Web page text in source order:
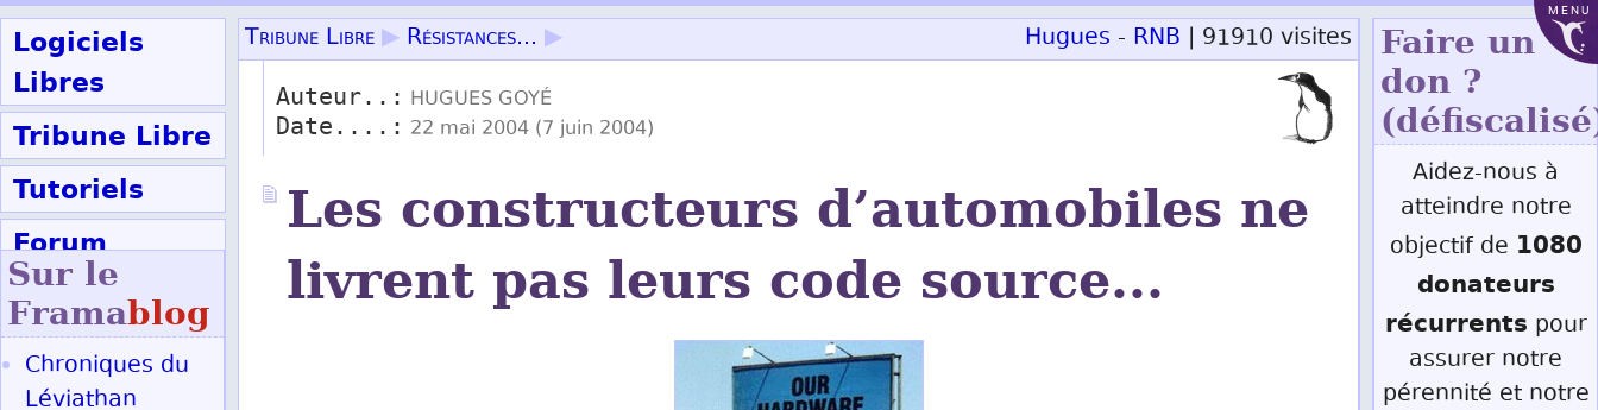
MENU
Logiciels
Libres
Tribune Libre
Tutoriels
Forum
Participer
Tribune Libre ▶ Résistances... ▶ Hugues - RNB | 91910 visites
Auteur..: HUGUES GOYÉ
Date....: 22 mai 2004 (7 juin 2004)
Les constructeurs d’automobiles ne
livrent pas leurs code source...
Faire un
don ?
Aidez-nous à
atteindre notre
objectif de 1080
donateurs
récurrents pour
assurer notre
pérennité et notre
Sur le
Framablog
Chroniques du
Léviathan